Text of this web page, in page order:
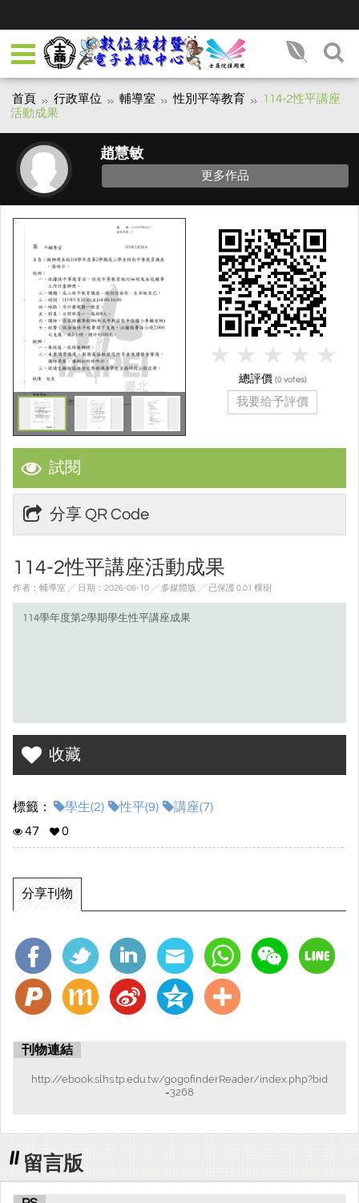
首頁 行政單位 輔導室 性別平等教育
114-2性平講座
活動成果
趙慧敏
更多作品
試閱
分享 QR Code
114-2性平講座活動成果
作者：輔導室 ╱ 日期：2026-06-10 ╱ 多媒體版 ╱ 已保護 0.01 棵樹
114學年度第2學期學生性平講座成果
收藏
標籤： 學生(2) 性平(9)
講座(7)
47
0
分享刊物
刊物連結
http://ebook.slhs.tp.edu.tw/gogofinderReader/index.php?bid
=3268
留言版
總評價 (0 votes)
我要给予評價